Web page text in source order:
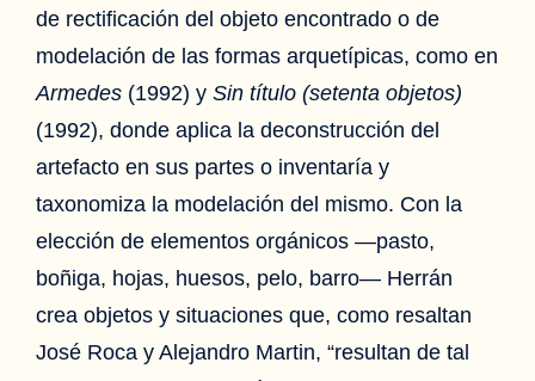
de rectificación del objeto encontrado o de
modelación de las formas arquetípicas, como en
Armedes (1992) ySin título (setenta objetos)
(1992), donde aplica la deconstrucción del
artefacto en sus partes o inventaría y
taxonomiza la modelación del mismo. Con la
elección de elementos orgánicos —pasto,
boñiga, hojas, huesos, pelo, barro— Herrán
crea objetos y situaciones que, como resaltan
José Roca y Alejandro Martin, “resultan de tal